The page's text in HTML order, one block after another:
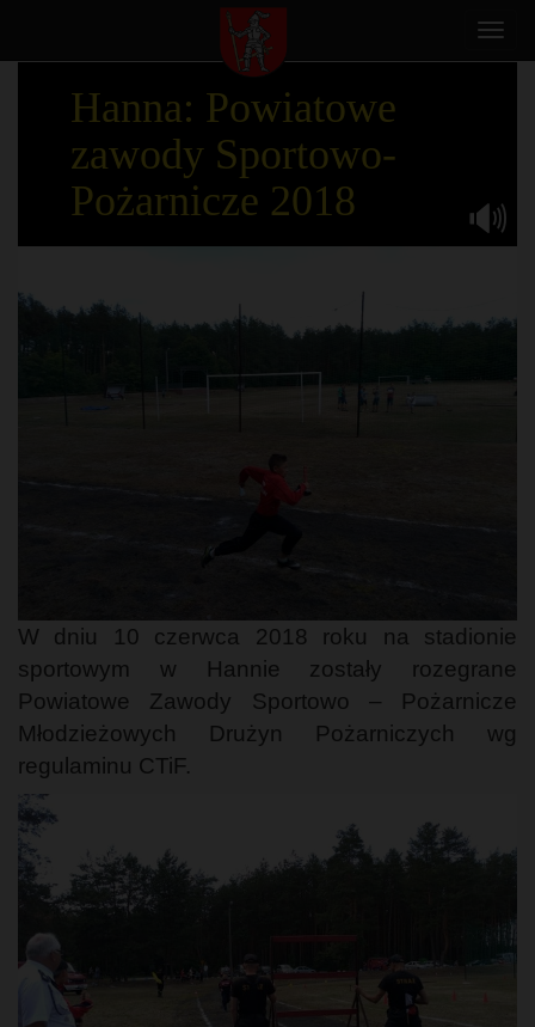
Hanna: Powiatowe
zawody Sportowo-
Pożarnicze 2018
W dniu 10 czerwca 2018 roku na stadionie
sportowym w Hannie zostały rozegrane
Powiatowe Zawody Sportowo – Pożarnicze
Młodzieżowych Drużyn Pożarniczych wg
regulaminu CTiF.